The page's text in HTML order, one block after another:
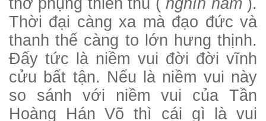
thờ phụng thiên thu (nghìn năm).
Thời đại càng xa mà đạo đức và
thanh thế càng to lớn hưng thịnh.
Đấy tức là niềm vui đời đời vĩnh
cửu bất tận. Nếu là niềm vui này
so sánh với niềm vui của Tần
Hoàng Hán Võ thì cái gì là vui